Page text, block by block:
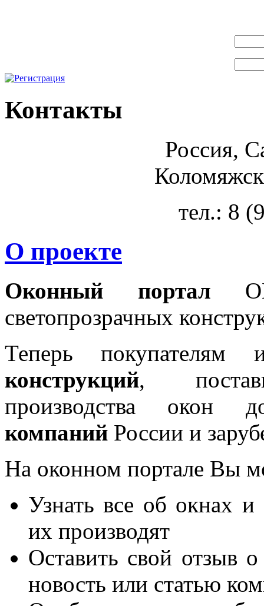
Контакты
Россия,
тел.: 8
О проекте
Оконный портал
светопрозрачных
Теперь покупателям
конструкций,
производства окон
компаний России и
На оконном портале Вы
Узнать все об окнах и
их производят
Оставить свой отзыв
новость или статью